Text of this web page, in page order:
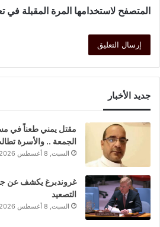
المتصفح لاستخدامها المرة المقبلة في
جديد الأخبار
مقتل يمني طعناً في
الجمعة .. والأسرة
السبت, 8 أغسطس 2026 - 7:45 م
غروندبرغ يكشف عن
التصعيد
السبت, 8 أغسطس 2026 - 7:35 م